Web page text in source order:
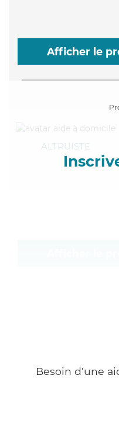
Afficher le
ALTRUISTE
Besoin d'une